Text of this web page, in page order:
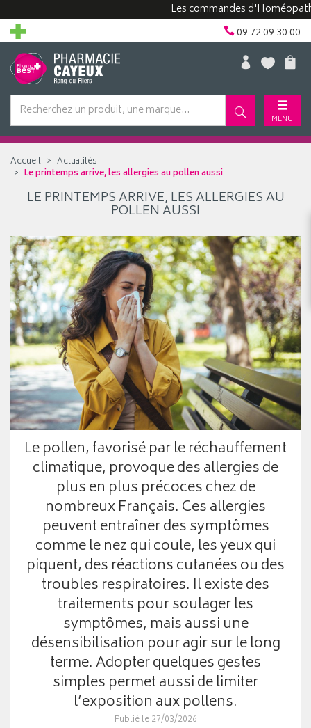
Les commandes
09 72 09 30 00
MENU
Accueil
Actualités
Le printemps arrive, les allergies au pollen aussi
LE PRINTEMPS ARRIVE, LES ALLERGIES AU
POLLEN AUSSI
Le pollen, favorisé par le réchauffement
climatique, provoque des allergies de
plus en plus précoces chez de
nombreux Français. Ces allergies
peuvent entraîner des symptômes
comme le nez qui coule, les yeux qui
piquent, des réactions cutanées ou des
troubles respiratoires. Il existe des
traitements pour soulager les
symptômes, mais aussi une
désensibilisation pour agir sur le long
terme. Adopter quelques gestes
simples permet aussi de limiter
l’exposition aux pollens.
Publié le 27/03/2026